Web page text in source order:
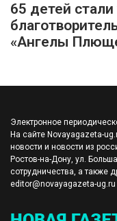
65 детей
«Ангелы
Электронное
На сайте Novayagazeta-
новости и новости из
Ростов-на-Дону, ул.
сотрудничества, а также
editor@novayagazeta-ug.ru